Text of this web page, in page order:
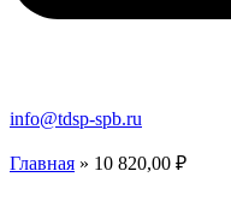
info@tdsp-spb.ru
Главная » 10 820,00 ₽